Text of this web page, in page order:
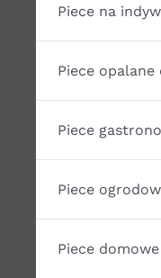
Piece na
Piece opalane
Piece
Piece
Piece